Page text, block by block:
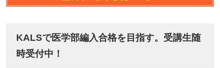
KALSで医学部編入合格を目指す。受講生随
時受付中！